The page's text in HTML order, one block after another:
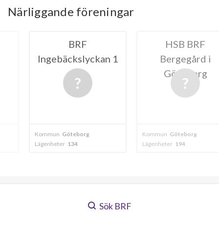
Närliggande föreningar
1
Bergegård i
Göteborg
Kommun
Lägenheter
HSB
Kommun
Lägenheter
Sök BRF